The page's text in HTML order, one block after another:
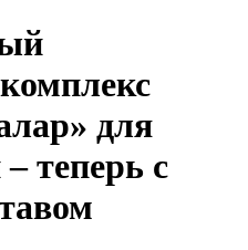
для
теперь с